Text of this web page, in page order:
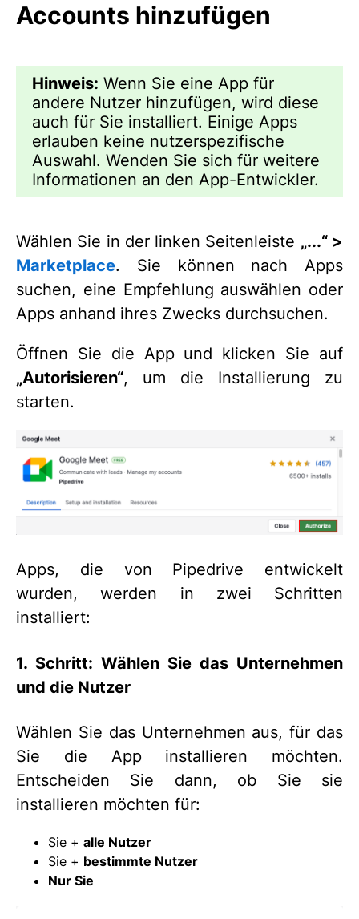
Accounts hinzufügen
Hinweis: Wenn Sie eine App für
andere Nutzer hinzufügen, wird diese
auch für Sie installiert. Einige Apps
erlauben keine nutzerspezifische
Auswahl. Wenden Sie sich für weitere
Informationen an den App-Entwickler.
Wählen Sie in der linken Seitenleiste „...“ >
Marketplace. Sie können nach Apps
suchen, eine Empfehlung auswählen oder
Apps anhand ihres Zwecks durchsuchen.
Öffnen Sie die App und klicken Sie auf
„Autorisieren“, um die Installierung zu
starten.
Apps, die von Pipedrive entwickelt
wurden, werden in zwei Schritten
installiert:
1. Schritt: Wählen Sie das Unternehmen
und die Nutzer
Wählen Sie das Unternehmen aus, für das
Sie die App installieren möchten.
Entscheiden Sie dann, ob Sie sie
installieren möchten für:
Sie + alle Nutzer
Sie + bestimmte Nutzer
Nur Sie